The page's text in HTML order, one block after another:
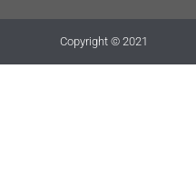
Copyright © 2021